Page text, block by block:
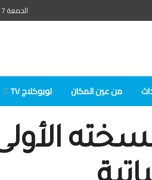
الجمعة 7 أغسطس 2026
من عين المكان لوبوكلاج TV